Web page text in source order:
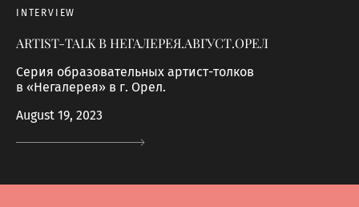
INTERVIEW
ARTIST-TALK В НЕГАЛЕРЕЯ.АВГУСТ.ОРЕЛ
Серия образовательных артист-толков
в «Негалерея» в г. Орел.
August 19, 2023